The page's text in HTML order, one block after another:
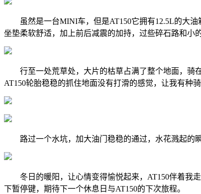
虽然是一台MINI车，但是AT150它拥有12.5L的大油
坐垫柔软舒适，加上前后减震的加持，过些碎石路和小
行至一处荒草处，大片的枯草占满了整个地面，骑在
AT150轮胎稳稳的抓住地面没有打滑的感觉，让我有种骑
路过一个水坑，加大油门稳稳的通过，水花溅起的瞬
冬日的暖阳，让心情变得愉悦起来，AT150伴着我走
下暂停键，期待下一个休息日与AT150的下次旅程。